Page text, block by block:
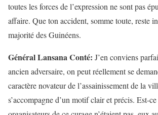
toutes les forces de l’expression ne sont pas
affaire. Que ton accident, somme toute, reste
majorité des Guinéens.
Général Lansana Conté: J’en conviens
ancien adversaire, on peut réellement se
caractère novateur de l’assainissement de la
s’accompagne d’un motif clair et précis. Est-